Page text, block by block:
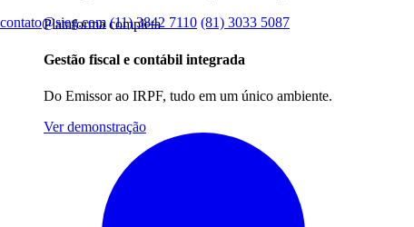
Plataforma completa
Gestão fiscal e contábil integrada
Do Emissor ao IRPF, tudo em um único ambiente.
Ver demonstração
contato@sieg.com (11) 3842 7110 (81) 3033 5087